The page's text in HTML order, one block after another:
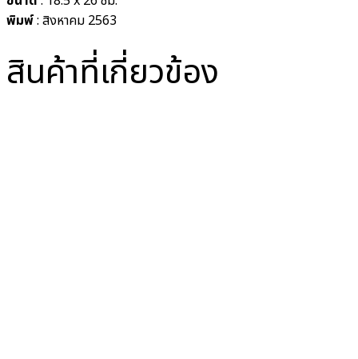
พิมพ์: สิงหาคม 2563
สินค้าที่เกี่ยวข้อง